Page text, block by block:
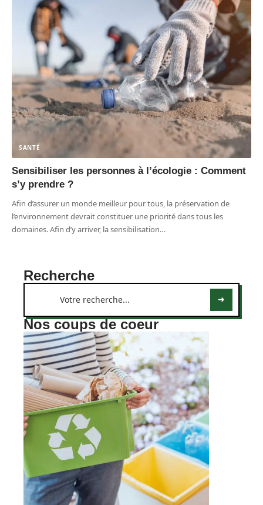
SANTÉ
Sensibiliser les personnes à l’écologie : Comment
s’y prendre ?
Afin d’assurer un monde meilleur pour tous, la préservation de
l’environnement devrait constituer une priorité dans tous les
domaines. Afin d’y arriver, la sensibilisation…
Recherche
Nos coups de coeur